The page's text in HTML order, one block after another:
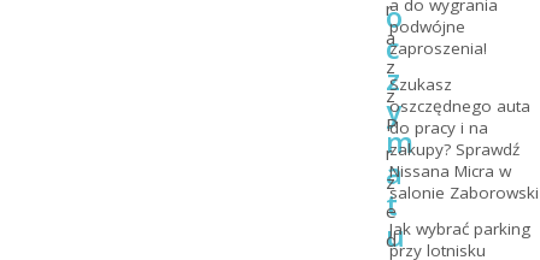
o
c
z
y
m
a
t
u
r
a
z
z
P
r
z
e
d
a do wygrania
podwójne
zaproszenia!
Szukasz
oszczędnego auta
do pracy i na
zakupy? Sprawdź
Nissana Micra w
salonie Zaborowski
Jak wybrać parking
przy lotnisku